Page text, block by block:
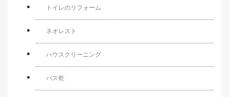
トイレのリフォーム
ネオレスト
ハウスクリーニング
バス乾